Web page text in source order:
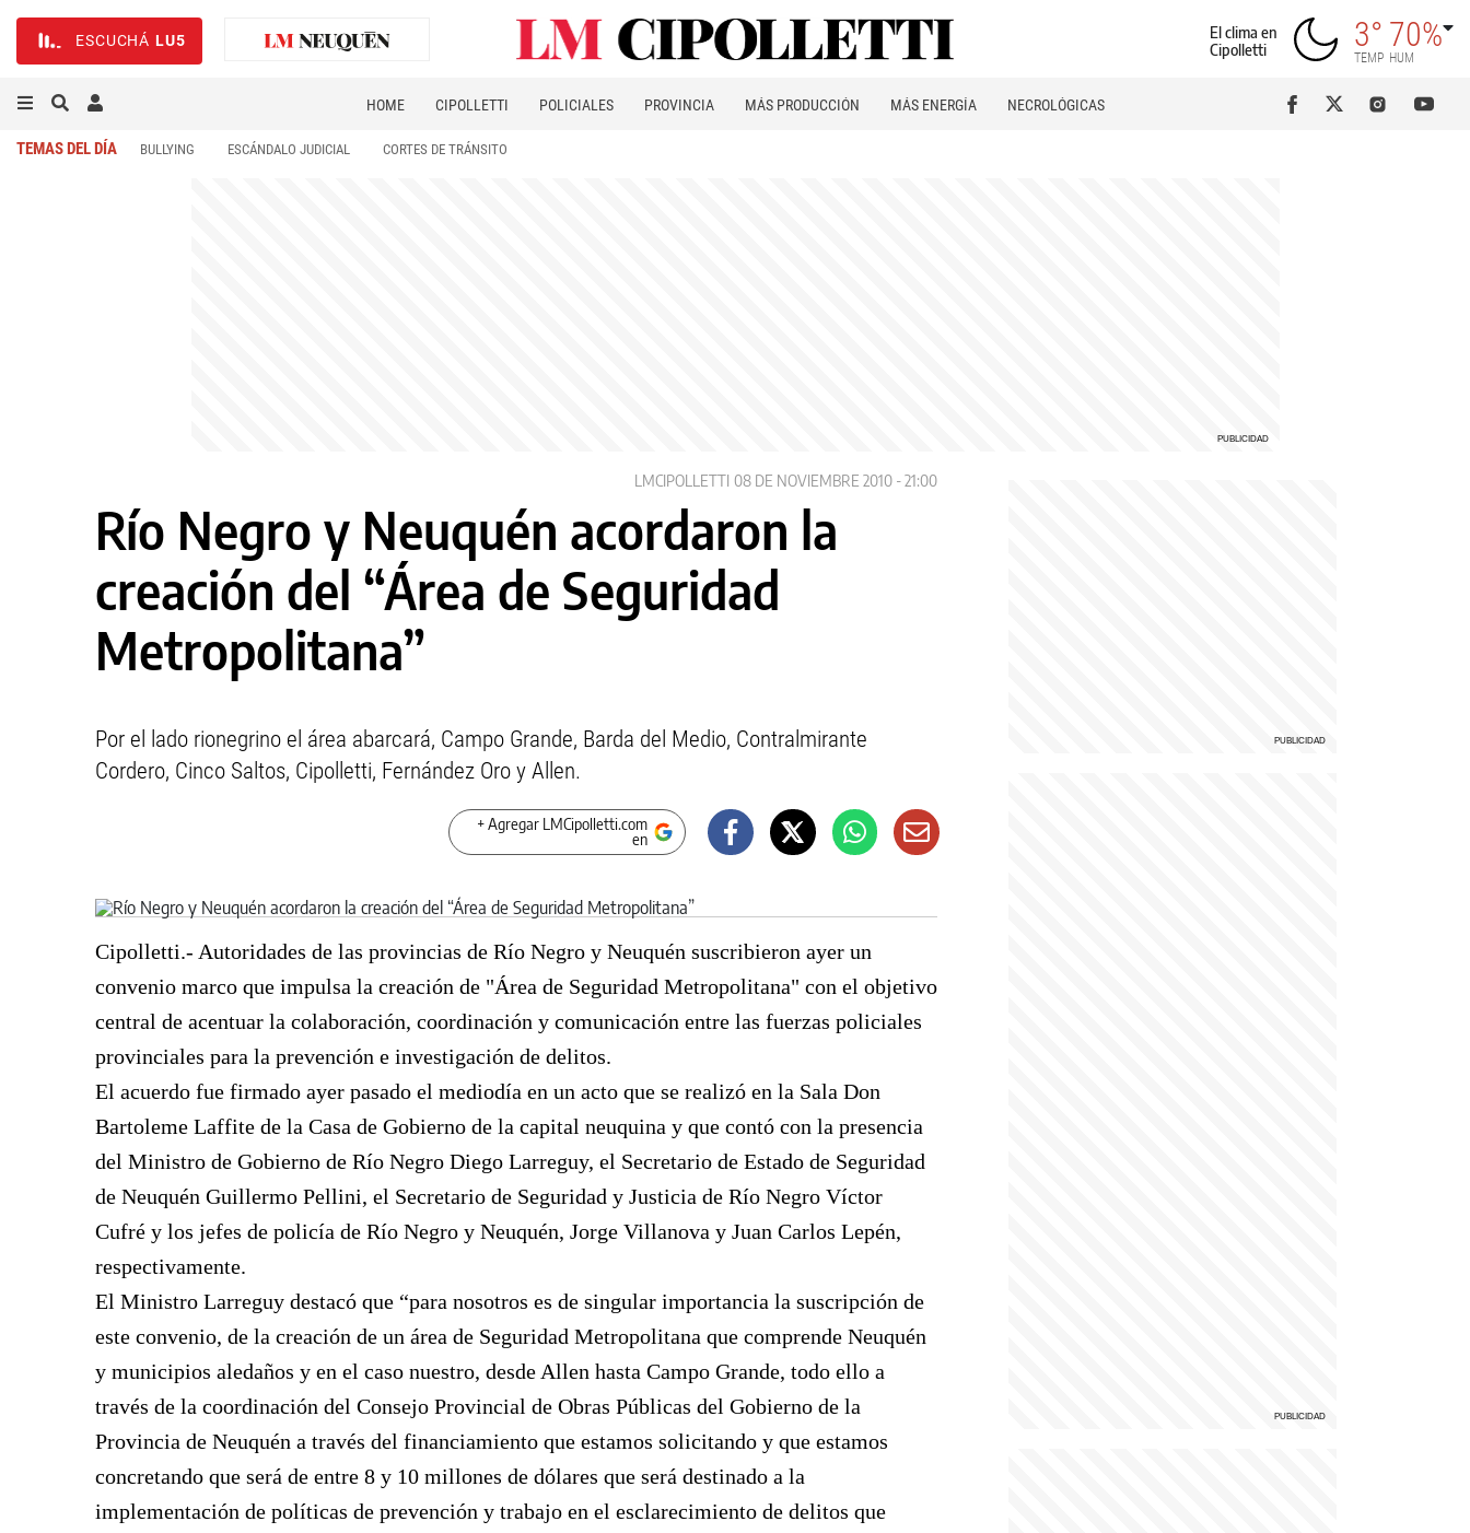
ESCUCHÁ LU5
El clima en
Cipolletti
3°
TEMP
70%
HUM
HOME CIPOLLETTI POLICIALES PROVINCIA MÁS PRODUCCIÓN MÁS ENERGÍA NECROLÓGICAS
TEMAS DEL DÍA BULLYING ESCÁNDALO JUDICIAL CORTES DE TRÁNSITO
LMCIPOLLETTI 08 DE NOVIEMBRE 2010 - 21:00
Río Negro y Neuquén acordaron la
creación del “Área de Seguridad
Metropolitana”
Por el lado rionegrino el área abarcará, Campo Grande, Barda del Medio, Contralmirante
Cordero, Cinco Saltos, Cipolletti, Fernández Oro y Allen.
+ Agregar LMCipolletti.com
en
Cipolletti.- Autoridades de las provincias de Río Negro y Neuquén suscribieron ayer un
convenio marco que impulsa la creación de "Área de Seguridad Metropolitana" con el objetivo
central de acentuar la colaboración, coordinación y comunicación entre las fuerzas policiales
provinciales para la prevención e investigación de delitos.
El acuerdo fue firmado ayer pasado el mediodía en un acto que se realizó en la Sala Don
Bartoleme Laffite de la Casa de Gobierno de la capital neuquina y que contó con la presencia
del Ministro de Gobierno de Río Negro Diego Larreguy, el Secretario de Estado de Seguridad
de Neuquén Guillermo Pellini, el Secretario de Seguridad y Justicia de Río Negro Víctor
Cufré y los jefes de policía de Río Negro y Neuquén, Jorge Villanova y Juan Carlos Lepén,
respectivamente.
El Ministro Larreguy destacó que “para nosotros es de singular importancia la suscripción de
este convenio, de la creación de un área de Seguridad Metropolitana que comprende Neuquén
y municipios aledaños y en el caso nuestro, desde Allen hasta Campo Grande, todo ello a
través de la coordinación del Consejo Provincial de Obras Públicas del Gobierno de la
Provincia de Neuquén a través del financiamiento que estamos solicitando y que estamos
concretando que será de entre 8 y 10 millones de dólares que será destinado a la
implementación de políticas de prevención y trabajo en el esclarecimiento de delitos que